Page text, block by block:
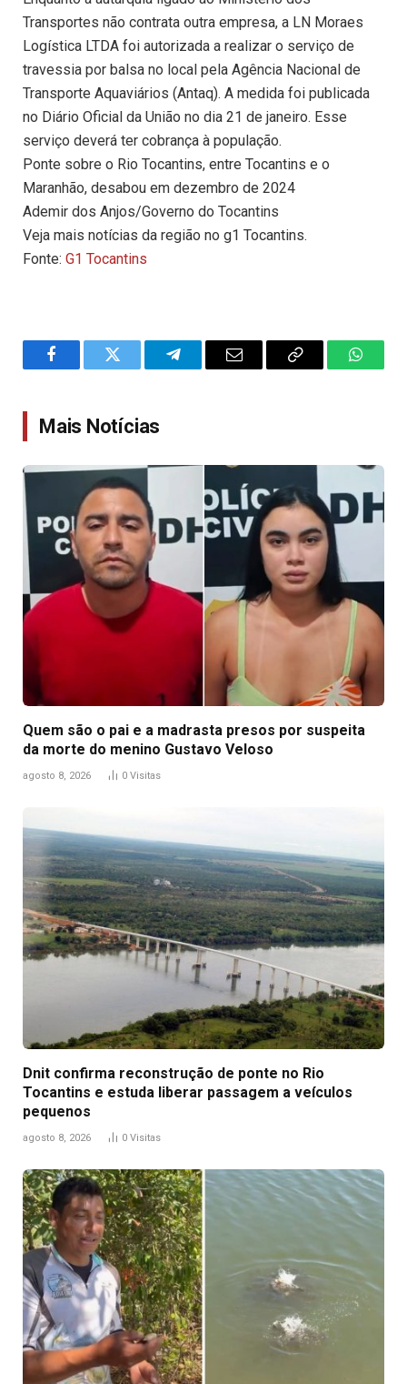
Transportes não contrata outra empresa, a LN Moraes
Logística LTDA foi autorizada a realizar o serviço de
travessia por balsa no local pela Agência Nacional de
Transporte Aquaviários (Antaq). A medida foi publicada
no Diário Oficial da União no dia 21 de janeiro. Esse
serviço deverá ter cobrança à população.
Ponte sobre o Rio Tocantins, entre Tocantins e o
Maranhão, desabou em dezembro de 2024
Ademir dos Anjos/Governo do Tocantins
Veja mais notícias da região no g1 Tocantins.
Fonte: G1 Tocantins
FacebookTwitter TelegramEmail
Copy
Mais Notícias
Quem são o pai e a madrasta presos por suspeita
da morte do menino Gustavo Veloso
agosto 8, 2026 0 Visitas
Dnit confirma reconstrução de ponte no Rio
Tocantins e estuda liberar passagem a veículos
pequenos
agosto 8, 2026 0 Visitas